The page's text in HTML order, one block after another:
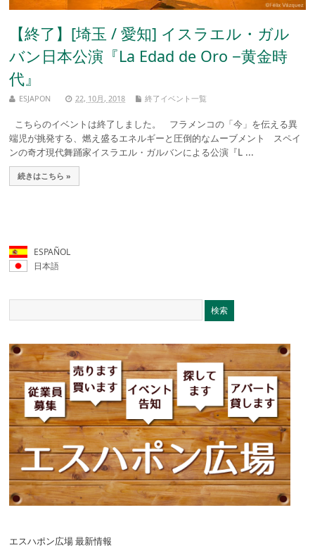
【終了】[埼玉 / 愛知] イスラエル・ガル
バン日本公演『La Edad de Oro −黄金時
代』
ESJAPON 22, 10月, 2018 終了イベント一覧
こちらのイベントは終了しました。 フラメンコの「今」を伝える異
端児が挑発する、燃え盛るエネルギーと圧倒的なムーブメント スペイ
ンの奇才現代舞踊家イスラエル・ガルバンによる公演『L ...
続きはこちら »
ESPAÑOL
日本語
エスハポン広場 最新情報